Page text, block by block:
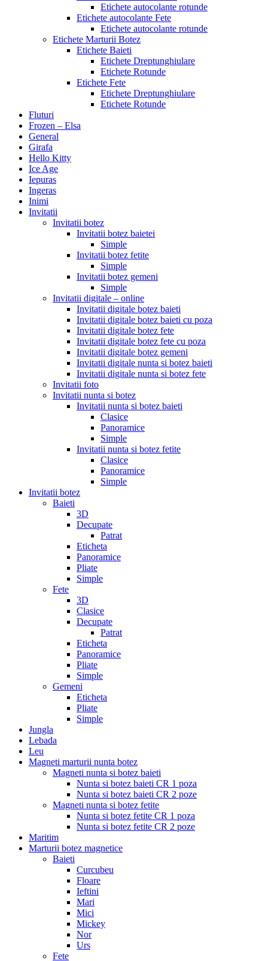
Etichete autocolante rotunde
Etichete autocolante Fete
Etichete autocolante rotunde
Etichete Marturii Botez
Etichete Baieti
Etichete Dreptunghiulare
Etichete Rotunde
Etichete Fete
Etichete Dreptunghiulare
Etichete Rotunde
Fluturi
Frozen – Elsa
General
Girafa
Hello Kitty
Ice Age
Iepuras
Ingeras
Inimi
Invitatii
Invitatii botez
Invitatii botez baietei
Simple
Invitatii botez fetite
Simple
Invitatii botez gemeni
Simple
Invitatii digitale – online
Invitatii digitale botez baieti
Invitatii digitale botez baieti cu poza
Invitatii digitale botez fete
Invitatii digitale botez fete cu poza
Invitatii digitale botez gemeni
Invitatii digitale nunta si botez baieti
Invitatii digitale nunta si botez fete
Invitatii foto
Invitatii nunta si botez
Invitatii nunta si botez baieti
Clasice
Panoramice
Simple
Invitatii nunta si botez fetite
Clasice
Panoramice
Simple
Invitatii botez
Baieti
3D
Decupate
Patrat
Eticheta
Panoramice
Pliate
Simple
Fete
3D
Clasice
Decupate
Patrat
Eticheta
Panoramice
Pliate
Simple
Gemeni
Eticheta
Pliate
Simple
Jungla
Lebada
Leu
Magneti marturii nunta botez
Magneti nunta si botez baieti
Nunta si botez baieti CR 1 poza
Nunta si botez baieti CR 2 poze
Magneti nunta si botez fetite
Nunta si botez fetite CR 1 poza
Nunta si botez fetite CR 2 poze
Maritim
Marturii botez magnetice
Baieti
Curcubeu
Floare
Ieftini
Mari
Mici
Mickey
Nor
Urs
Fete